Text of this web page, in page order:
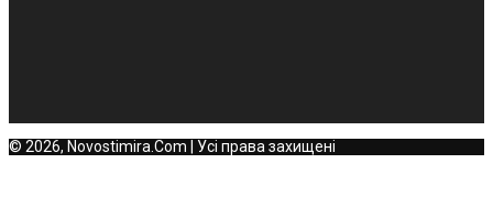
© 2026, Novostimira.Com | Усі права захищені